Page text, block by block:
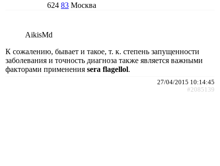
624 83 Москва
AikisMd
К сожалению, бывает и такое, т. к. степень запущенности
заболевания и точность диагноза также является важными
факторами применения sera flagellol.
27/04/2015 10:14:45
#2085139